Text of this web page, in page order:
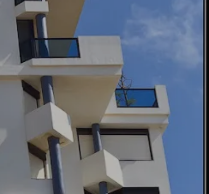
o
k
g
r
a
e t
e s